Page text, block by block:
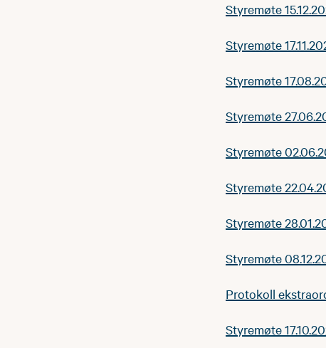
Styremøte
Styremøte
Styremøte
Styremøte
Styremøte
Styremøte
Styremøte
Styremøte
Protokoll
Styremøte